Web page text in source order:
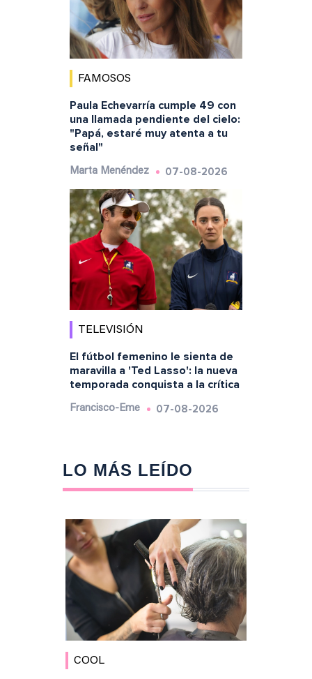
FAMOSOS
Paula Echevarría cumple 49 con
una llamada pendiente del cielo:
"Papá, estaré muy atenta a tu
señal"
Marta Menéndez 07-08-2026
TELEVISIÓN
El fútbol femenino le sienta de
maravilla a 'Ted Lasso': la nueva
temporada conquista a la crítica
Francisco-Eme 07-08-2026
LO MÁS LEÍDO
COOL